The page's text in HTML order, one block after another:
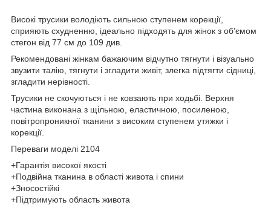
Високі трусики володіють сильною ступенем корекції,
сприяють схудненню, ідеально підходять для жінок з об'ємом
стегон від 77 см до 109 див.
Рекомендовані жінкам бажаючим відчутно тягнути і візуально
звузити талію, тягнути і згладити живіт, злегка підтягти сідниці,
згладити нерівності.
Трусики не скочуються і не ковзають при ходьбі. Верхня
частина виконана з щільною, еластичною, посиленою,
повітропроникної тканини з високим ступенем утяжки і
корекції.
Переваги моделі 2104
+Гарантія високої якості
+Подвійна тканина в області живота і спини
+Зносостійкі
+Підтримують область живота